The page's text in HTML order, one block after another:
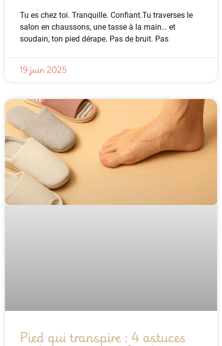
Tu es chez toi. Tranquille. Confiant.Tu traverses le
salon en chaussons, une tasse à la main… et
soudain, ton pied dérape. Pas de bruit. Pas
19 juin 2025
Pied qui transpire : 4 astuces